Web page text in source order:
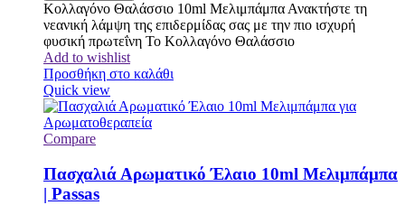
Κολλαγόνο Θαλάσσιο 10ml Μελιμπάμπα Ανακτήστε τη
νεανική λάμψη της επιδερμίδας σας με την πιο ισχυρή
φυσική πρωτεΐνη Το Κολλαγόνο Θαλάσσιο
Add to wishlist
Προσθήκη στο καλάθι
Quick view
Compare
Πασχαλιά Αρωματικό Έλαιο 10ml Μελιμπάμπα
| Passas